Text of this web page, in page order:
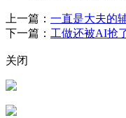
上一篇： 一直是大夫的
下一篇： 工做还被AI抢
关闭